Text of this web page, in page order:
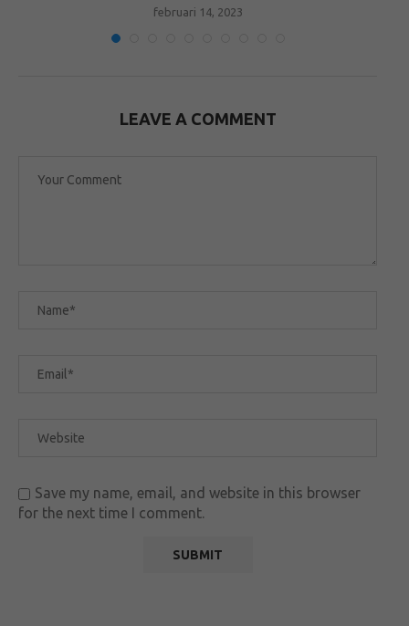
februari 14, 2023
LEAVE A COMMENT
Save my name, email, and website in this browser
for the next time I comment.